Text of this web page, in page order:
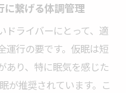
に繋げる体調管理
ドライバーにとって、適
運行の要です。仮眠は短
あり、特に眠気を感じた
が推奨されています。こ